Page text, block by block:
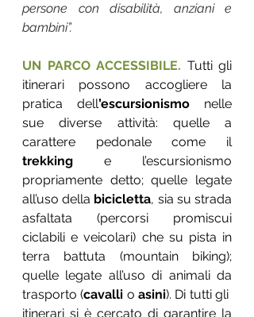
persone con disabilità, anziani e
bambini”.
UN PARCO ACCESSIBILE. Tutti gli
itinerari possono accogliere la
pratica dell’escursionismo nelle
sue diverse attività: quelle a
carattere pedonale come il
trekking e l’escursionismo
propriamente detto; quelle legate
all’uso della bicicletta, sia su strada
asfaltata (percorsi promiscui
ciclabili e veicolari) che su pista in
terra battuta (mountain biking);
quelle legate all’uso di animali da
trasporto (cavalli o asini). Di tutti gli